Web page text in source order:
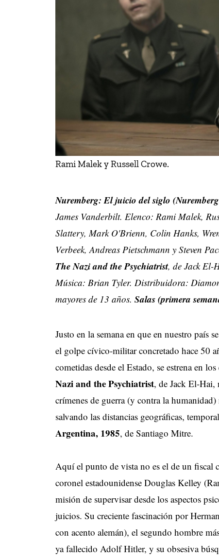
Rami Malek y Russell Crowe.
Nuremberg: El juicio del siglo (Nuremberg
James Vanderbilt. Elenco: Rami Malek,
Slattery, Mark O'Brienn, Colin Hanks,
Verbeek, Andreas Pietschmann y Steven
The Nazi and the Psychiatrist, de Jack El-
Música: Brian Tyler. Distribuidora:
mayores de 13 años. Salas (primera
Justo en la semana en que en nuestro país
el golpe cívico-militar concretado hace 50
cometidas desde el Estado, se estrena en
Nazi and the Psychiatrist, de Jack El-Hai,
crímenes de guerra (y contra la
salvando las distancias geográficas,
Argentina, 1985, de Santiago Mitre.
Aquí el punto de vista no es el de un fiscal
coronel estadounidense Douglas Kelley
misión de supervisar desde los aspectos
juicios. Su creciente fascinación por
con acento alemán), el segundo hombre
ya fallecido Adolf Hitler, y su obsesiva